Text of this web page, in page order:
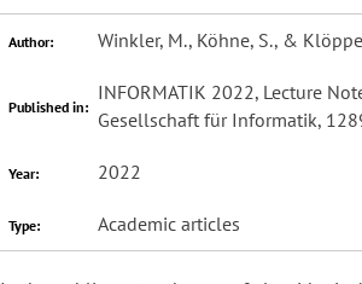
Author: Winkler, M., Köhne, S., &
Published in:
INFORMATIK 2022, Lecture
Gesellschaft für Informatik,
Year: 2022
Type: Academic articles